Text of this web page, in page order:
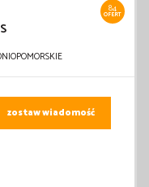
84
OFERT
zostaw wiadomość